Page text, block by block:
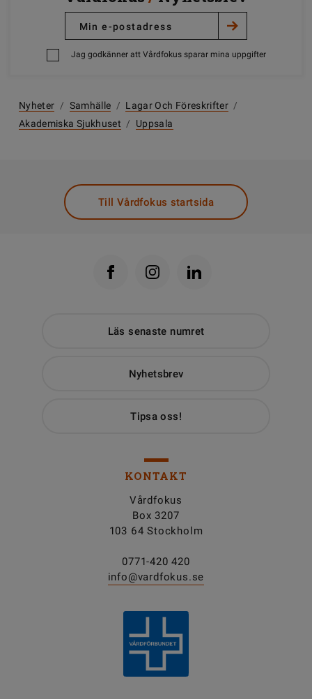
Jag godkänner att Vårdfokus sparar mina uppgifter
Nyheter / Samhälle / Lagar Och Föreskrifter /
Akademiska Sjukhuset / Uppsala
Till Vårdfokus startsida
Läs senaste numret
Nyhetsbrev
Tipsa oss!
KONTAKT
Vårdfokus
Box 3207
103 64 Stockholm
0771-420 420
info@vardfokus.se